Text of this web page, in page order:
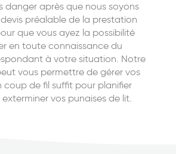
danger après que nous soyons
préalable de la prestation
que vous ayez la possibilité
en toute connaissance du
à votre situation. Notre
vous permettre de gérer vos
coup de fil suffit pour planifier
vos punaises de lit.